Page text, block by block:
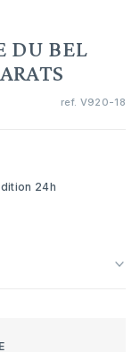
DU BEL
ref. V920-18
24h